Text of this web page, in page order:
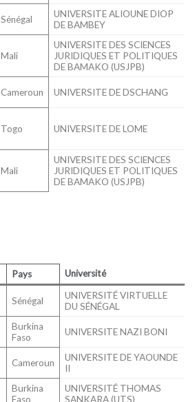
Sénégal
UNIVERSITE ALIOUNE DIOP
DE BAMBEY
Mali
UNIVERSITE DES SCIENCES
JURIDIQUES ET POLITIQUES
DE BAMAKO (USJPB)
Cameroun UNIVERSITE DE DSCHANG
Togo UNIVERSITE DE LOME
Mali
UNIVERSITE DES SCIENCES
JURIDIQUES ET POLITIQUES
DE BAMAKO (USJPB)
Pays Université
Sénégal
UNIVERSITÉ VIRTUELLE
DU SÉNÉGAL
Burkina
Faso
UNIVERSITE NAZI BONI
Cameroun
UNIVERSITE DE YAOUNDE
II
Burkina
Faso
UNIVERSITÉ THOMAS
SANKARA (UTS)